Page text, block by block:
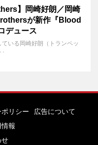
】岡崎好朗／岡崎
が新作『Blood
デュース
いる岡崎好朗（トランペッ
リシー
広告について
報
せ